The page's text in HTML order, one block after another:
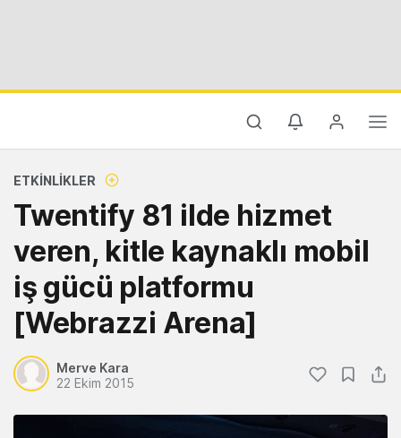
ETKINLIKLER
Twentify 81 ilde hizmet
veren, kitle kaynaklı mobil
iş gücü platformu
[Webrazzi Arena]
Merve Kara
22 Ekim 2015